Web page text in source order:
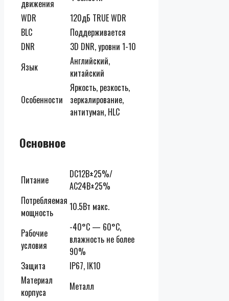
движения
WDR
120дБ TRUE WDR
BLC
Поддерживается
DNR
3D DNR, уровни 1-10
Язык
Английский,
китайский
Особенности
Яркость, резкость,
зеркалирование,
антитуман, HLC
Основное
Питание
DC12В±25%/
AC24В±25%
Потребляемая
мощность
10.5Вт макс.
Рабочие
условия
-40°С — 60°С,
влажность не более
90%
Защита
IP67, IK10
Материал
корпуса
Металл